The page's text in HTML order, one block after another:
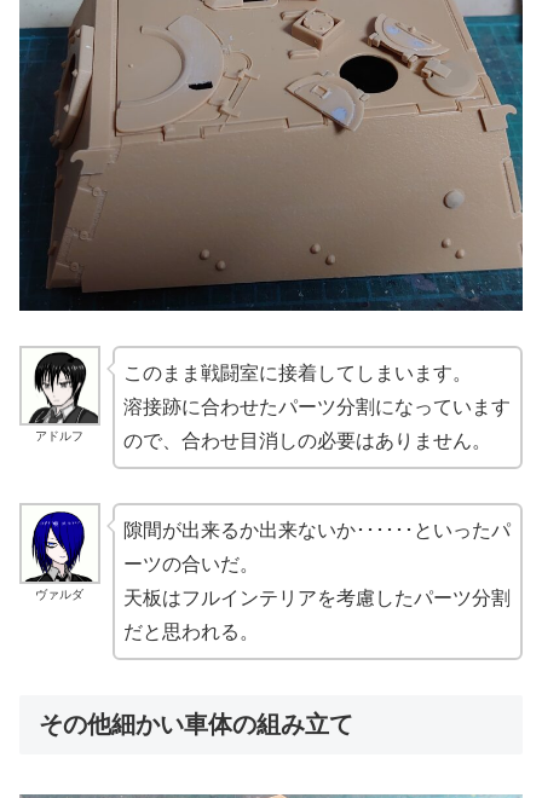
アドルフ
このまま戦闘室に接着してしまいます。
溶接跡に合わせたパーツ分割になっています
ので、合わせ目消しの必要はありません。
ヴァルダ
隙間が出来るか出来ないか･･････といったパ
ーツの合いだ。
天板はフルインテリアを考慮したパーツ分割
だと思われる。
その他細かい車体の組み立て